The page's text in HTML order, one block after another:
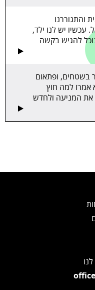
והתגוררנו
עכשיו יש לנו ילד,
להגיש בקשה
בשטחים, ופתאום
אמרו למה חוץ
את המניעה ולחדש